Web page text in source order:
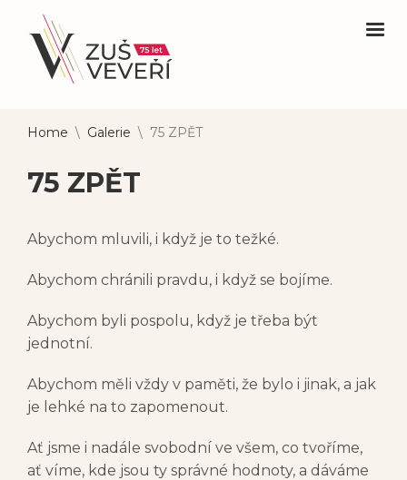
Home \ Galerie \ 75 ZPĚT
75 ZPĚT
Abychom mluvili, i když je to težké.
Abychom chránili pravdu, i když se bojíme.
Abychom byli pospolu, když je třeba být
jednotní.
Abychom měli vždy v paměti, že bylo i jinak, a jak
je lehké na to zapomenout.
Ať jsme i nadále svobodní ve všem, co tvoříme,
ať víme, kde jsou ty správné hodnoty, a dáváme